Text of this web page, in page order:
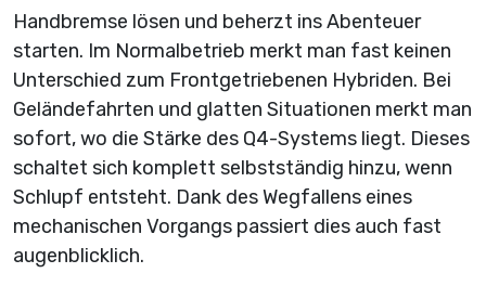
Handbremse lösen und beherzt ins Abenteuer
starten. Im Normalbetrieb merkt man fast keinen
Unterschied zum Frontgetriebenen Hybriden. Bei
Geländefahrten und glatten Situationen merkt man
sofort, wo die Stärke des Q4-Systems liegt. Dieses
schaltet sich komplett selbstständig hinzu, wenn
Schlupf entsteht. Dank des Wegfallens eines
mechanischen Vorgangs passiert dies auch fast
augenblicklich.